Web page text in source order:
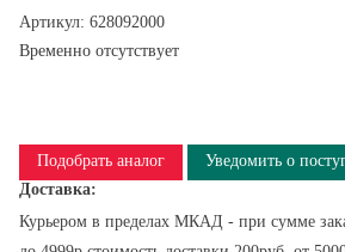
Артикул: 628092000
Временно отсутствует
Подобрать аналог
Уведомить о
Доставка:
Курьером в пределах МКАД - при сумме